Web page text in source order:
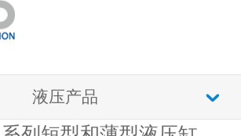
液压产品